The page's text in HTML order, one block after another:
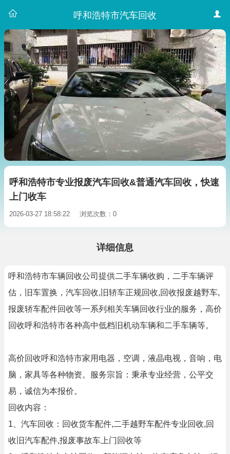
呼和浩特市汽车回收
呼和浩特市专业报废汽车回收&普通汽车回收，快速
上门收车
2026-03-27 18:58:22 浏览次数：0
详细信息
呼和浩特市车辆回收公司提供二手车辆收购，二手车辆评
估，旧车置换，汽车回收,旧轿车正规回收,回收报废越野车,
报废轿车配件回收等一系列相关车辆回收行业的服务，高价
回收呼和浩特市各种高中低档旧机动车辆和二手车辆等。
高价回收呼和浩特市家用电器，空调，液晶电视，音响，电
脑，家具等各种物资。服务宗旨：秉承专业经营，公平交
易，诚信为本报价。
回收内容：
1、汽车回收：回收货车配件,二手越野车配件专业回收,回
收旧汽车配件,报废事故车上门回收等